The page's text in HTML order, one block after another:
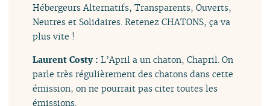
Hébergeurs Alternatifs, Transparents, Ouverts,
Neutres et Solidaires. Retenez CHATONS, ça va
plus vite !
Laurent Costy :L’April a un chaton, Chapril. On
parle très régulièrement des chatons dans cette
émission, on ne pourrait pas citer toutes les
émissions.